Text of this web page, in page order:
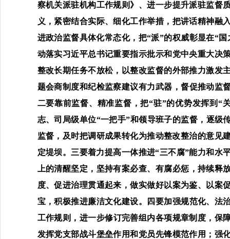
察机关派驻机构工作规则》、进一步提升派驻监督
义，紧密结合实际、细化工作举措，把讲话精神融
进政治监督具体化常态化，把“派”的权威彰显在“
动落实习近平总书记重要指示批示和党中央重大决
整改长期任务不放松， 以整改监督的外部推力激发
题会商制度和纪检监察建议有力武器 ，督促推动监
二要靠前监督、精准监督，把“驻”的优势发挥到“
志、司局级单位“一把手”和领导班子的监督，逐级
监督 ， 及时把调研成果转化为推动整改整治的意见
定堤坝。 三要着力提高一体推进“三不腐”能力和水
上的清醒坚定， 坚持有案必查、 有腐必惩 ，持续释
度、促进治理贯通起来，做实做好以案为鉴、以案
宝，积极推进廉洁文化建设。 四要加强规范化、法
工作规则 ，进一步修订完善组内各项规章制度， 保
发挥党支部战斗堡垒作用和党员先锋模范作用 ； 强